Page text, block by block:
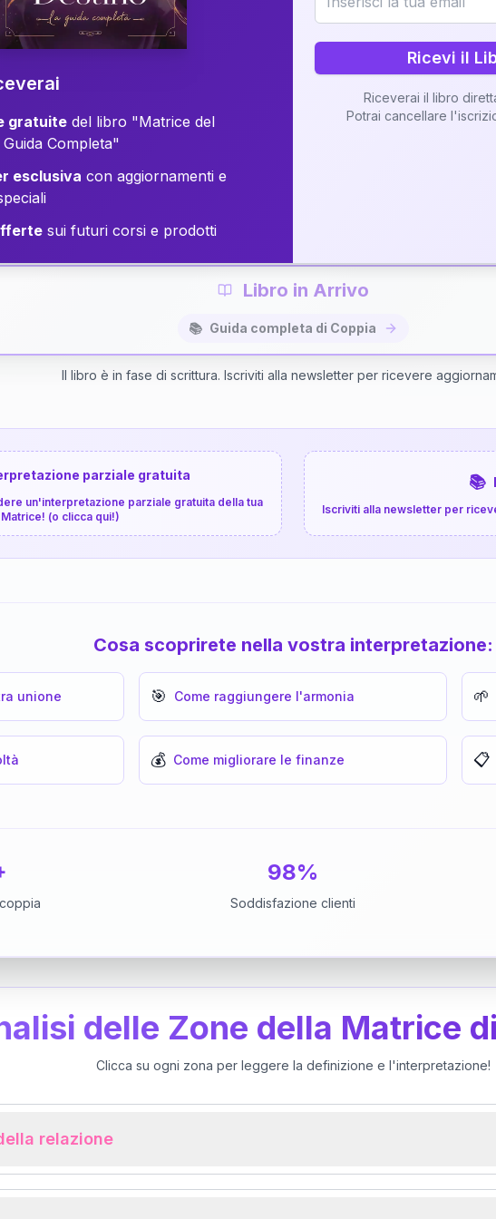
della vostra Matrice di Coppia attraverso una
✨ Interpretazione personalizzata
⚡
Libro in Arrivo
📚 Guida completa di Coppia
Il libro è in fase di scrittura. Iscriviti alla newsletter per ricevere
parziale gratuita
un'interpretazione parziale gratuita della tua
Matrice! (o clicca qui!)
📚
Iscriviti alla newsletter per
Cosa scoprirete nella vostra interpretazione:
unione 🎯 Come raggiungere l'armonia 🌱
💰 Come migliorare le finanze 📋
98%
Soddisfazione clienti
delle Zone della Matrice
Clicca su ogni zona per leggere la definizione e l'interpretazione!
relazione
gratuite del libro "Matrice del
Completa"
esclusiva con aggiornamenti e
sui futuri corsi e prodotti
Ricevi il
Riceverai il libro
Potrai cancellare